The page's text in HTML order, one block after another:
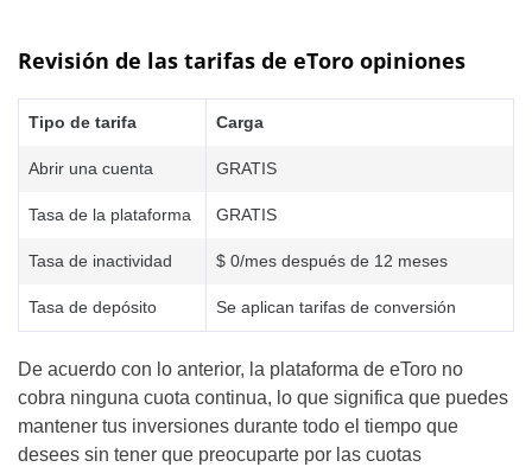
Revisión de las tarifas de eToro opiniones
Tipo de tarifa Carga
Abrir una cuenta GRATIS
Tasa de la plataforma GRATIS
Tasa de inactividad $ 0/mes después de 12 meses
Tasa de depósito Se aplican tarifas de conversión
De acuerdo con lo anterior, la plataforma de eToro no
cobra ninguna cuota continua, lo que significa que puedes
mantener tus inversiones durante todo el tiempo que
desees sin tener que preocuparte por las cuotas